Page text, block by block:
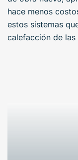
hace menos
estos sistemas
calefacción de las